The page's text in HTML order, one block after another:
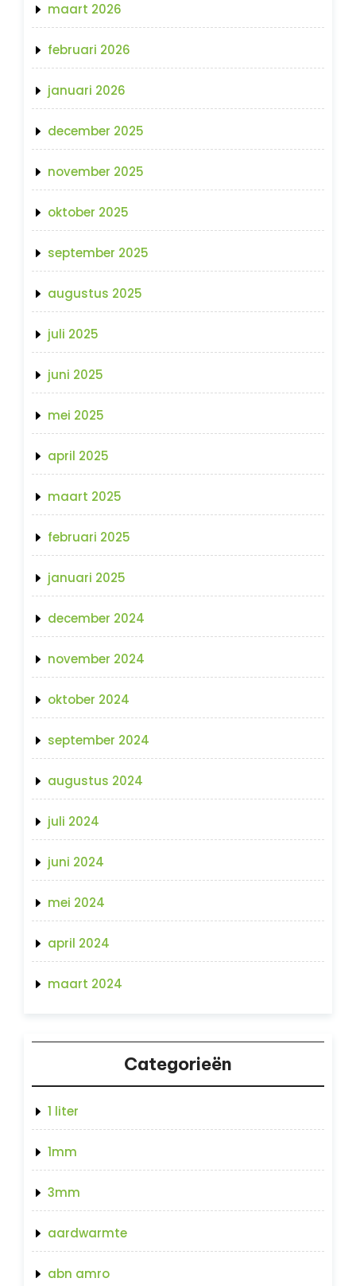
maart 2026
februari 2026
januari 2026
december 2025
november 2025
oktober 2025
september 2025
augustus 2025
juli 2025
juni 2025
mei 2025
april 2025
maart 2025
februari 2025
januari 2025
december 2024
november 2024
oktober 2024
september 2024
augustus 2024
juli 2024
juni 2024
mei 2024
april 2024
maart 2024
Categorieën
1 liter
1mm
3mm
aardwarmte
abn amro